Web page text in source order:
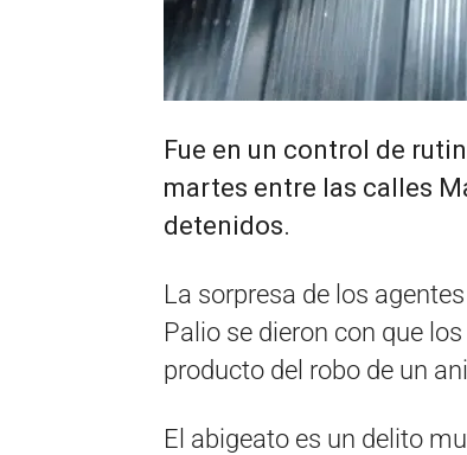
Fue en un control de
martes entre las calles
detenidos.
La sorpresa de los
Palio se dieron con que
producto del robo de un
El abigeato es un delito